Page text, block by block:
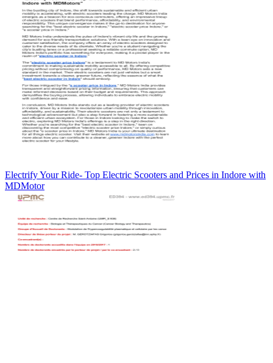
Electrify Your Ride- Top Electric Scooters and Prices in Indore with
MDMotor